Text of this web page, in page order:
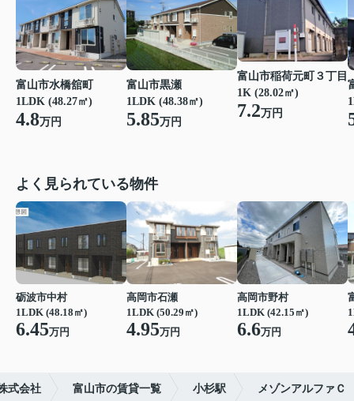
富山市水橋舘町
1LDK (48.27㎡)
4.8万円
富山市黒瀬
1LDK (48.38㎡)
5.85万円
富山市稲荷元町３丁目
1K (28.02㎡)
7.2万円
よく見られている物件
砺波市中村
1LDK (48.18㎡)
6.45万円
高岡市石瀬
1LDK (50.29㎡)
4.95万円
高岡市野村
1LDK (42.15㎡)
6.6万円
式会社 富山市の賃貸一覧 小杉駅 メゾンアルファＣ